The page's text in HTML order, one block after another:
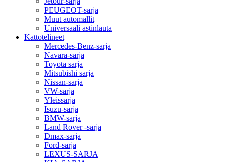
PEUGEOT-sarja
Muut automallit
Universaali astinlauta
Kattotelineet
Mercedes-Benz-sarja
Navara-sarja
Toyota sarja
Mitsubishi sarja
Nissan-sarja
VW-sarja
Yleissarja
Isuzu-sarja
BMW-sarja
Land Rover -sarja
Dmax-sarja
Ford-sarja
LEXUS-SARJA